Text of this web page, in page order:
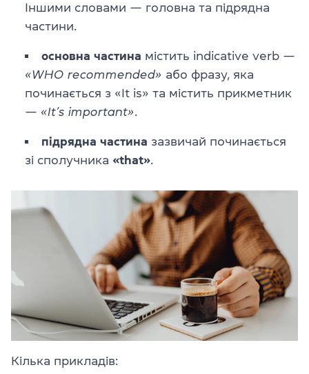
Іншими словами — головна та підрядна
частини.
основна частина містить indicative verb —
«WHO recommended» або фразу, яка
починається з «It is» та містить прикметник
— «It’s important»
підрядна частина зазвичай починається
зі сполучника «that»
Кілька прикладів: